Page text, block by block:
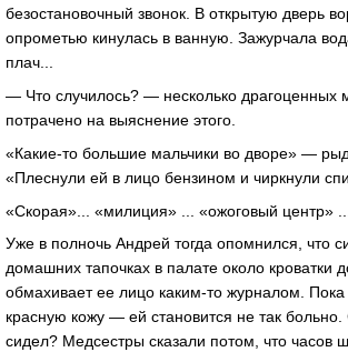
безостановочный звонок. В открытую дверь
опрометью кинулась в ванную. Зажурчала
плач...
— Что случилось? — несколько драгоценных
потрачено на выяснение этого.
«Какие-то большие мальчики во дворе» —
«Плеснули ей в лицо бензином и чиркнули
«Скорая»... «милиция» ... «ожоговый центр» ...
Уже в полночь Андрей тогда опомнился, что
домашних тапочках в палате около кроватки
обмахивает ее лицо каким-то журналом. Пока
красную кожу — ей становится не так больно.
сидел? Медсестры сказали потом, что часов